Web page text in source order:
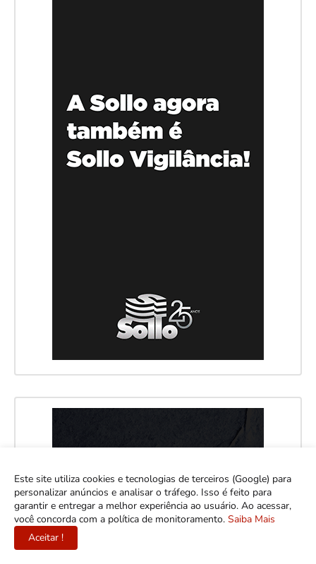
Este site utiliza cookies e tecnologias de terceiros (Google) para
personalizar anúncios e analisar o tráfego. Isso é feito para
garantir e entregar a melhor experiência ao usuário. Ao acessar,
você concorda com a política de monitoramento. Saiba Mais
Aceitar !